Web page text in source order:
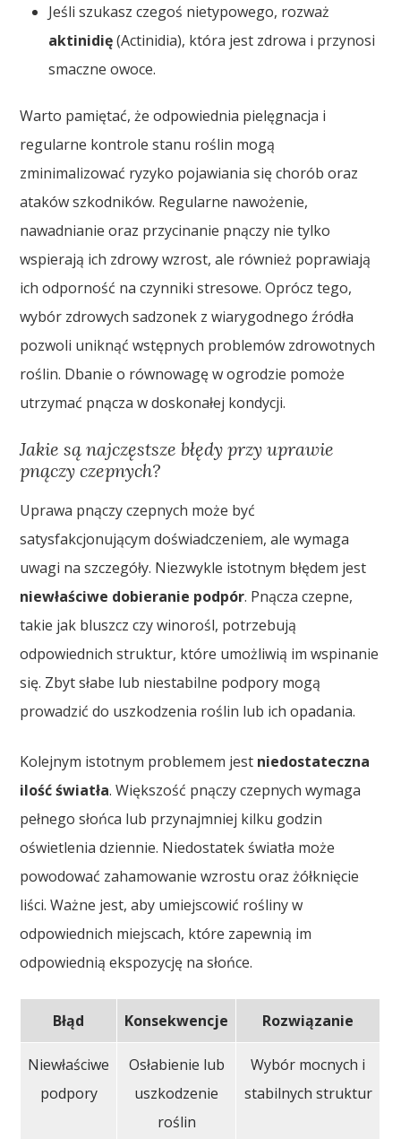
Jeśli szukasz czegoś nietypowego, rozważ
aktinidię(Actinidia), która jest zdrowa i przynosi
smaczne owoce.
Warto pamiętać, że odpowiednia pielęgnacja i
regularne kontrole stanu roślin mogą
zminimalizować ryzyko pojawiania się chorób oraz
ataków szkodników. Regularne nawożenie,
nawadnianie oraz przycinanie pnączy nie tylko
wspierają ich zdrowy wzrost, ale również poprawiają
ich odporność na czynniki stresowe. Oprócz tego,
wybór zdrowych sadzonek z wiarygodnego źródła
pozwoli uniknąć wstępnych problemów zdrowotnych
roślin. Dbanie o równowagę w ogrodzie pomoże
utrzymać pnącza w doskonałej kondycji.
Jakie są najczęstsze błędy przy uprawie
pnączy czepnych?
Uprawa pnączy czepnych może być
satysfakcjonującym doświadczeniem, ale wymaga
uwagi na szczegóły. Niezwykle istotnym błędem jest
niewłaściwe dobieranie podpór. Pnącza czepne,
takie jak bluszcz czy winorośl, potrzebują
odpowiednich struktur, które umożliwią im wspinanie
się. Zbyt słabe lub niestabilne podpory mogą
prowadzić do uszkodzenia roślin lub ich opadania.
Kolejnym istotnym problemem jest niedostateczna
ilość światła. Większość pnączy czepnych wymaga
pełnego słońca lub przynajmniej kilku godzin
oświetlenia dziennie. Niedostatek światła może
powodować zahamowanie wzrostu oraz żółknięcie
liści. Ważne jest, aby umiejscowić rośliny w
odpowiednich miejscach, które zapewnią im
odpowiednią ekspozycję na słońce.
Błąd Konsekwencje Rozwiązanie
Niewłaściwe
podpory
Osłabienie lub
uszkodzenie
roślin
Wybór mocnych i
stabilnych struktur